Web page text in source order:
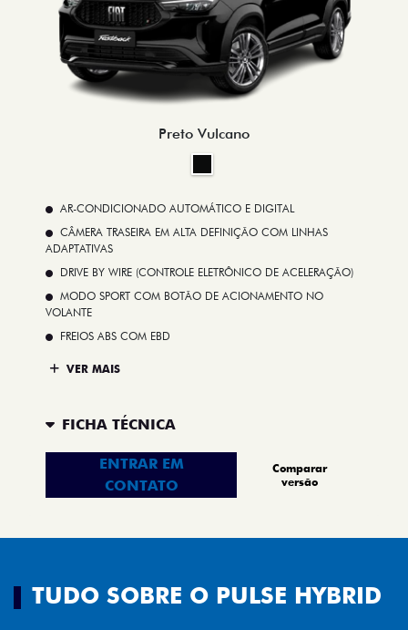
Preto Vulcano
AR-CONDICIONADO AUTOMÁTICO E DIGITAL
CÂMERA TRASEIRA EM ALTA DEFINIÇÃO COM LINHAS
ADAPTATIVAS
DRIVE BY WIRE (CONTROLE ELETRÔNICO DE ACELERAÇÃO)
MODO SPORT COM BOTÃO DE ACIONAMENTO NO
VOLANTE
FREIOS ABS COM EBD
VER MAIS
FICHA TÉCNICA
ENTRAR EM
CONTATO
Comparar
versão
TUDO SOBRE O PULSE HYBRID